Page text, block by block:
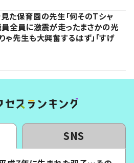
た保育園の先生「何そのTシャ
員全員に激震が走ったまさかの光
ゃ先生も大興奮するはず」「すげ
SNS